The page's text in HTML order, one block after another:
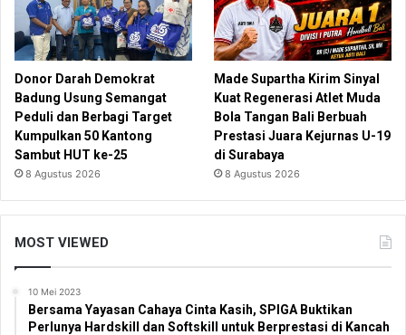
Donor Darah Demokrat
Badung Usung Semangat
Peduli dan Berbagi Target
Kumpulkan 50 Kantong
Sambut HUT ke-25
8 Agustus 2026
Made Supartha Kirim Sinyal
Kuat Regenerasi Atlet Muda
Bola Tangan Bali Berbuah
Prestasi Juara Kejurnas U-19
di Surabaya
8 Agustus 2026
MOST VIEWED
10 Mei 2023
Bersama Yayasan Cahaya Cinta Kasih, SPIGA Buktikan
Perlunya Hardskill dan Softskill untuk Berprestasi di Kancah